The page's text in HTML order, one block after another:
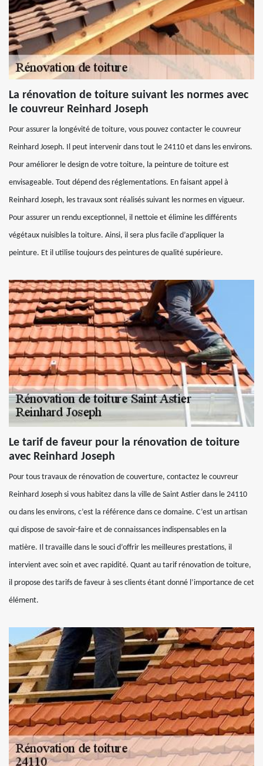
La rénovation de toiture suivant les normes avec
le couvreur Reinhard Joseph
Pour assurer la longévité de toiture, vous pouvez contacter le couvreur
Reinhard Joseph. Il peut intervenir dans tout le 24110 et dans les environs.
Pour améliorer le design de votre toiture, la peinture de toiture est
envisageable. Tout dépend des réglementations. En faisant appel à
Reinhard Joseph, les travaux sont réalisés suivant les normes en vigueur.
Pour assurer un rendu exceptionnel, il nettoie et élimine les différents
végétaux nuisibles la toiture. Ainsi, il sera plus facile d’appliquer la
peinture. Et il utilise toujours des peintures de qualité supérieure.
Le tarif de faveur pour la rénovation de toiture
avec Reinhard Joseph
Pour tous travaux de rénovation de couverture, contactez le couvreur
Reinhard Joseph si vous habitez dans la ville de Saint Astier dans le 24110
ou dans les environs, c’est la référence dans ce domaine. C’est un artisan
qui dispose de savoir-faire et de connaissances indispensables en la
matière. Il travaille dans le souci d’offrir les meilleures prestations, il
intervient avec soin et avec rapidité. Quant au tarif rénovation de toiture,
il propose des tarifs de faveur à ses clients étant donné l’importance de cet
élément.